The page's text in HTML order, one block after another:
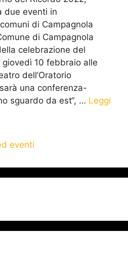
due eventi in
di Campagnola
di Campagnola
celebrazione del
giovedì 10 febbraio alle
dell’Oratorio
una conferenza-
sguardo da est“, … Leggi
eventi